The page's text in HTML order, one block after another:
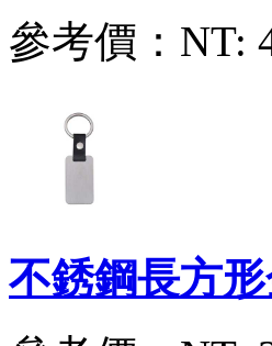
參考價：NT: 120元
參考價： NT:
不銹鋼長方